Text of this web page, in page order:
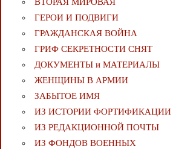
ВТОРАЯ МИРОВАЯ
ГЕРОИ И ПОДВИГИ
ГРАЖДАНСКАЯ ВОЙНА
ГРИФ СЕКРЕТНОСТИ СНЯТ
ДОКУМЕНТЫ и МАТЕРИАЛЫ
ЖЕНЩИНЫ В АРМИИ
ЗАБЫТОЕ ИМЯ
ИЗ ИСТОРИИ ФОРТИФИКАЦИИ
ИЗ РЕДАКЦИОННОЙ ПОЧТЫ
ИЗ ФОНДОВ ВОЕННЫХ